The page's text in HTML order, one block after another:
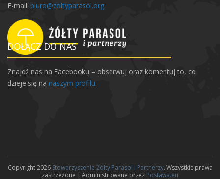
E-mail: biuro@zoltyparasol.org
DOŁĄCZ DO NAS
Znajdź nas na Facebooku – obserwuj oraz komentuj to, co
dzieje się na naszym profilu.
Copyright 2026 Stowarzyszenie Żółty Parasol i Partnerzy. Wszystkie prawa
zastrzeżone | Administrowane przez Postawa.eu